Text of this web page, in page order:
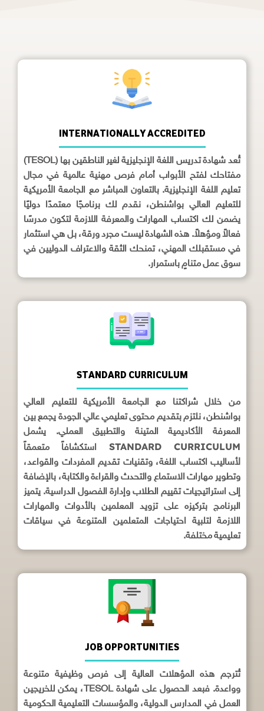
INTERNATIONALLY ACCREDITED
تُعد شهادة تدريس اللغة الإنجليزية لغير الناطقين بها (TESOL)
مفتاحك لفتح الأبواب أمام فرص مهنية عالمية في مجال
تعليم اللغة الإنجليزية. بالتعاون المباشر مع الجامعة الأمريكية
للتعليم العالي بواشنطن، نقدم لك برنامجًا معتمدًا دوليًا
يضمن لك اكتساب المهارات والمعرفة اللازمة لتكون مدرسًا
فعالاً ومؤهلاً. هذه الشهادة ليست مجرد ورقة، بل هي استثمار
في مستقبلك المهني، تمنحك الثقة والاعتراف الدوليين في
سوق عمل متنامٍ باستمرار.
STANDARD CURRICULUM
من خلال شراكتنا مع الجامعة الأمريكية للتعليم العالي
بواشنطن، نلتزم بتقديم محتوى تعليمي عالي الجودة يجمع بين
المعرفة الأكاديمية المتينة والتطبيق العملي. يشمل
STANDARD CURRICULUM استكشافاً متعمقاً
لأساليب اكتساب اللغة، وتقنيات تقديم المفردات والقواعد،
وتطوير مهارات الاستماع والتحدث والقراءة والكتابة، بالإضافة
إلى استراتيجيات تقييم الطلاب وإدارة الفصول الدراسية. يتميز
البرنامج بتركيزه على تزويد المعلمين بالأدوات والمهارات
اللازمة لتلبية احتياجات المتعلمين المتنوعة في سياقات
تعليمية مختلفة.
JOB OPPORTUNITIES
تُترجم هذه المؤهلات العالية إلى فرص وظيفية متنوعة
وواعدة. فبعد الحصول على شهادة TESOL، يمكن للخريجين
العمل في المدارس الدولية، والمؤسسات التعليمية الحكومية